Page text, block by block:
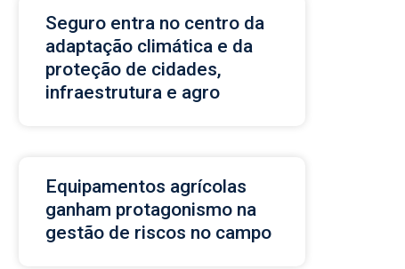
Seguro entra no centro da
adaptação climática e da
proteção de cidades,
infraestrutura e agro
Equipamentos agrícolas
ganham protagonismo na
gestão de riscos no campo